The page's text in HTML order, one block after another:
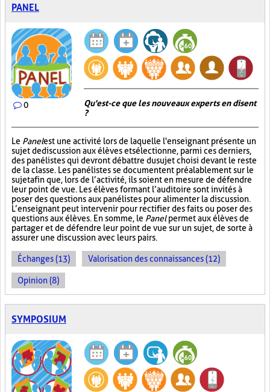
PANEL
0
Qu'est-ce que les nouveaux experts en disent
?
Le Panelest une activité lors de laquelle l'enseignant présente un
sujet de discussion aux élèves et sélectionne, parmi ces derniers,
des panélistes qui devront débattre du sujet choisi devant le reste
de la classe. Les panélistes se documentent préalablement sur le
sujet afin que, lors de l’activité, ils soient en mesure de défendre
leur point de vue. Les élèves formant l’auditoire sont invités à
poser des questions aux panélistes pour alimenter la discussion.
L’enseignant peut intervenir pour rectifier des faits ou poser des
questions aux élèves. En somme, le Panelpermet aux élèves de
partager et de défendre leur point de vue sur un sujet, de sorte à
assurer une discussion avec leurs pairs.
Échanges (13) Valorisation des connaissances (12)
Opinion (8)
SYMPOSIUM